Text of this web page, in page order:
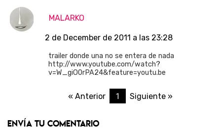
MALARKO
2 de December de 2011 a las 23:28
trailer donde una no se entera de nada
http://www.youtube.com/watch?
v=W_giO0rPA24&feature=youtu.be
« Anterior 1 Siguiente »
Envía tu comentario